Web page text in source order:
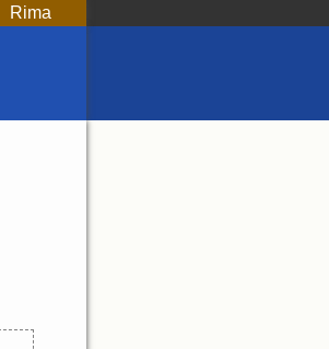
Rima